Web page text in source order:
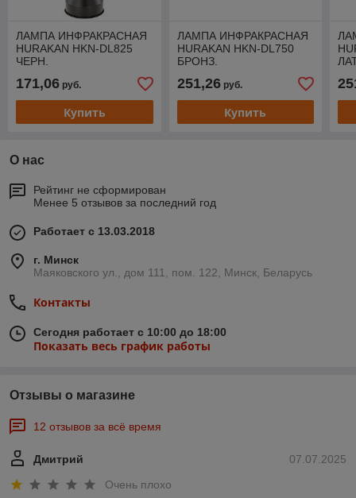
ЛАМПА ИНФРАКРАСНАЯ
HURAKAN HKN-DL825
ЧЕРН.
171,06 руб.
Купить
ЛАМПА ИНФРАКРАСНАЯ
HURAKAN HKN-DL750
БРОНЗ.
251,26руб.
Купить
О нас
Рейтинг не сформирован
Менее 5 отзывов за последний год
Работает с 13.03.2018
г. Минск
Маяковского ул., дом 111, пом. 122, Минск, Беларусь
Контакты
Сегодня работает с 10:00 до 18:00
Показать весь график работы
Отзывы о магазине
12 отзывов за всё время
07.07.2025
Дмитрий
Очень плохо